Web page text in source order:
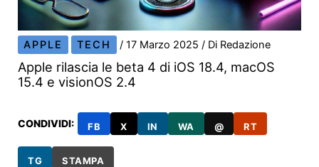
APPLE TECH /17 Marzo 2025/ Di Redazione
Apple rilascia le beta 4 di iOS 18.4, macOS
15.4 e visionOS 2.4
CONDIVIDI: FB X IN WA @ RT
TG STAMPA